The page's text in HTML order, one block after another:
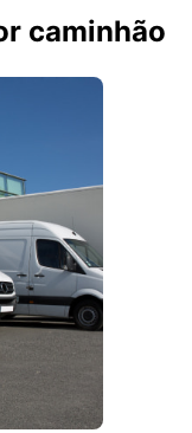
caminhão